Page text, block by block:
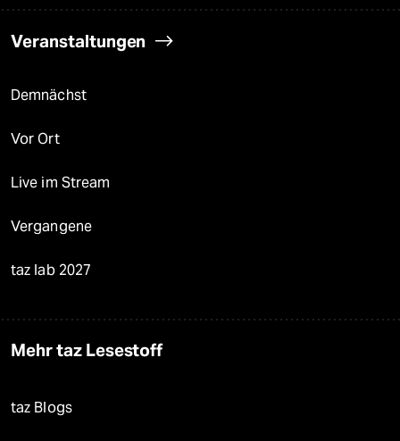
Veranstaltungen
Demnächst
Vor Ort
Live im Stream
Vergangene
taz lab 2027
Mehr taz Lesestoff
taz Blogs